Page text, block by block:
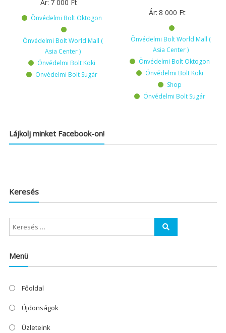
Ár: 7 000 Ft
Önvédelmi Bolt Oktogon
Önvédelmi Bolt World Mall (
Asia Center )
Önvédelmi Bolt Köki
Önvédelmi Bolt Sugár
Ár: 8 000 Ft
Önvédelmi Bolt World Mall (
Asia Center )
Önvédelmi Bolt Oktogon
Önvédelmi Bolt Köki
Shop
Önvédelmi Bolt Sugár
Lájkolj minket Facebook-on!
Keresés
Menü
Főoldal
Újdonságok
Üzleteink